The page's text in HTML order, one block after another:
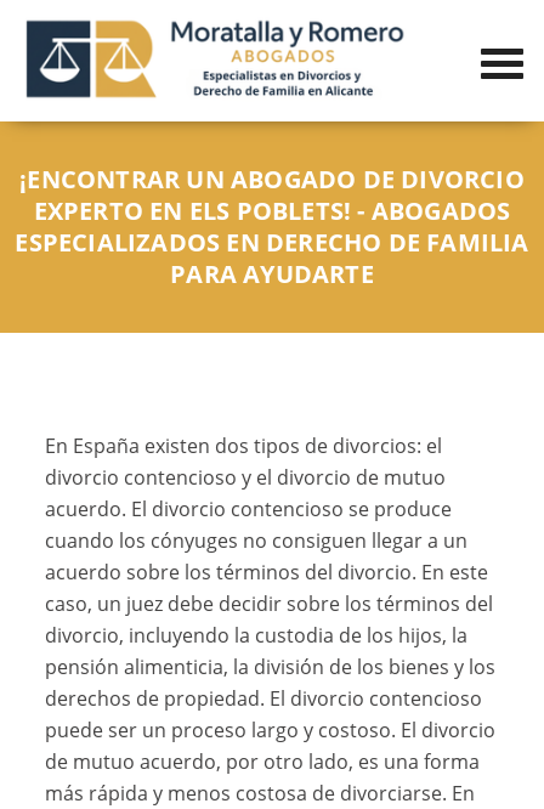
¡ENCONTRAR UN ABOGADO DE DIVORCIO
EXPERTO EN ELS POBLETS! - ABOGADOS
ESPECIALIZADOS EN DERECHO DE FAMILIA
PARA AYUDARTE
En España existen dos tipos de divorcios: el
divorcio contencioso y el divorcio de mutuo
acuerdo. El divorcio contencioso se produce
cuando los cónyuges no consiguen llegar a un
acuerdo sobre los términos del divorcio. En este
caso, un juez debe decidir sobre los términos del
divorcio, incluyendo la custodia de los hijos, la
pensión alimenticia, la división de los bienes y los
derechos de propiedad. El divorcio contencioso
puede ser un proceso largo y costoso. El divorcio
de mutuo acuerdo, por otro lado, es una forma
más rápida y menos costosa de divorciarse. En